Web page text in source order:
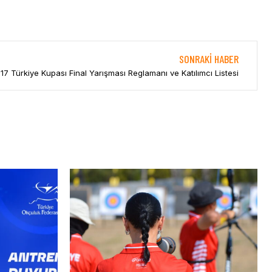
SONRAKI HABER
Türkiye Kupası Final Yarışması Reglamanı ve Katılımcı Listesi